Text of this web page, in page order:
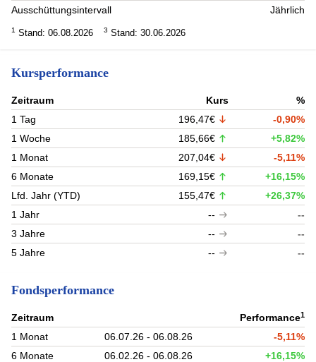
Ausschüttungsintervall Jährlich
1 Stand: 06.08.2026 3 Stand: 30.06.2026
Kursperformance
Zeitraum Kurs
%
1 Tag
196,47€
-0,90%
1 Woche
185,66€
+5,82%
1 Monat
207,04€
-5,11%
6 Monate
169,15€
+16,15%
Lfd. Jahr (YTD)
155,47€
+26,37%
1 Jahr
--
--
3 Jahre
--
--
5 Jahre
-- --
Fondsperformance
Zeitraum Performance1
1 Monat 06.07.26 - 06.08.26
-5,11%
6 Monate
06.02.26 - 06.08.26
+16,15%